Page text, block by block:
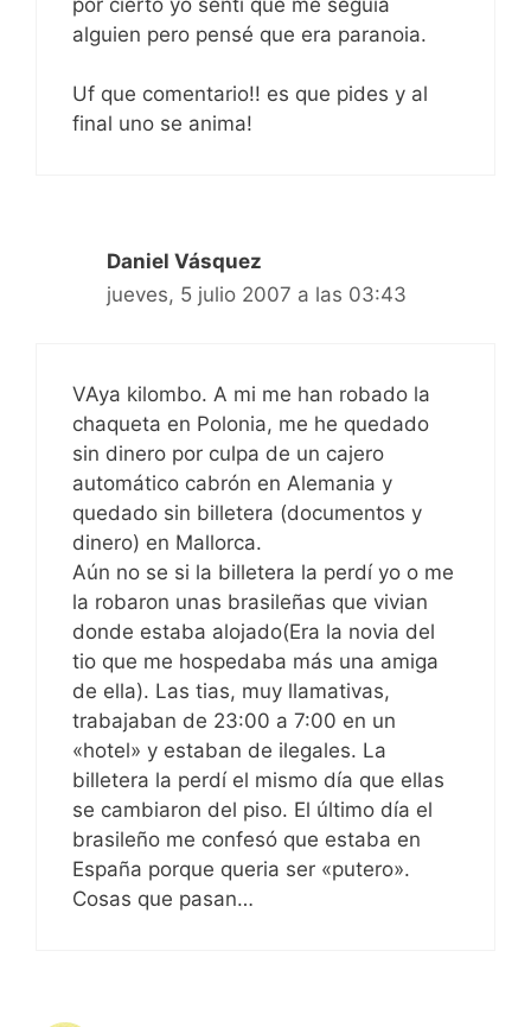
alguien pero pensé que era paranoia.
Uf que comentario!! es que pides y al
final uno se anima!
Daniel Vásquez
jueves, 5 julio 2007 a las 03:43
VAya kilombo. A mi me han robado la
chaqueta en Polonia, me he quedado
sin dinero por culpa de un cajero
automático cabrón en Alemania y
quedado sin billetera (documentos y
dinero) en Mallorca.
Aún no se si la billetera la perdí yo o me
la robaron unas brasileñas que vivian
donde estaba alojado(Era la novia del
tio que me hospedaba más una amiga
de ella). Las tias, muy llamativas,
trabajaban de 23:00 a 7:00 en un
«hotel» y estaban de ilegales. La
billetera la perdí el mismo día que ellas
se cambiaron del piso. El último día el
brasileño me confesó que estaba en
España porque queria ser «putero».
Cosas que pasan…